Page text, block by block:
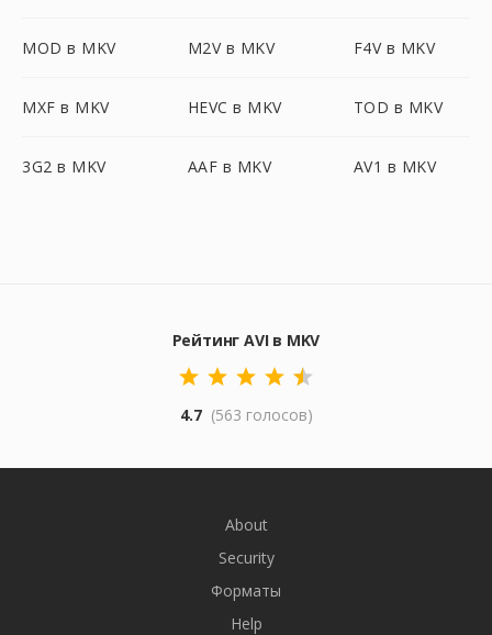
MOD в MKV M2V в MKV F4V в MKV
MXF в MKV HEVC в MKV TOD в MKV
3G2 в MKV AAF в MKV AV1 в MKV
Рейтинг AVI в MKV
4.7 (563 голосов)
About
Security
Форматы
Help